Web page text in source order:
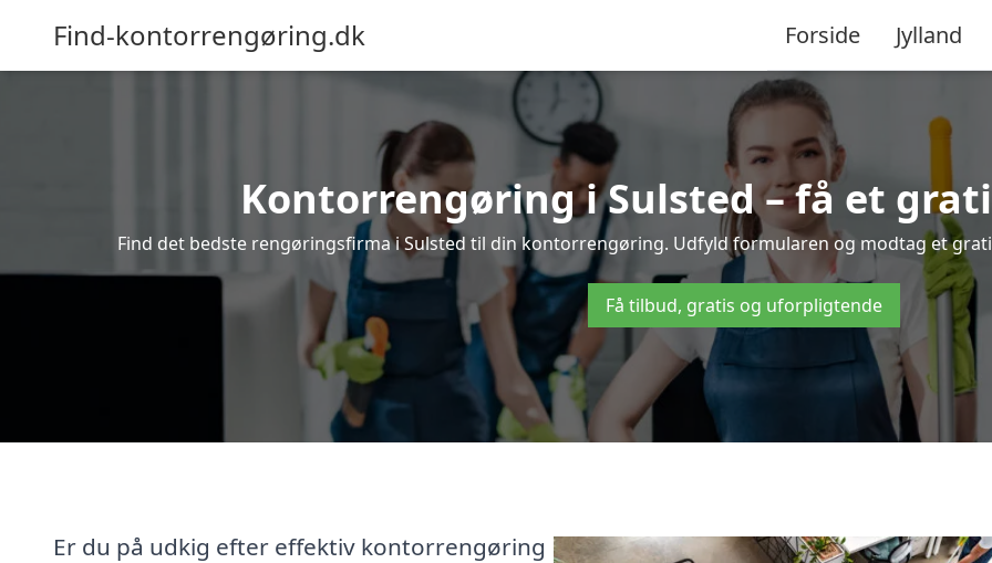
Find-kontorrengøring.dk Forside Jylland
Kontorrengøring i Sulsted – få et
Find det bedste rengøringsfirma i Sulsted til din kontorrengøring. Udfyld formularen og modtag et
Få tilbud, gratis og uforpligtende
Er du på udkig efter effektiv kontorrengøring